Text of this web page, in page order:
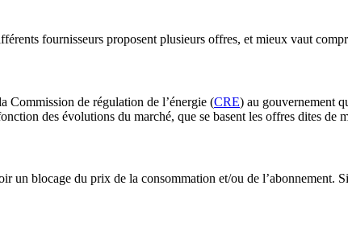
fournisseurs proposent plusieurs offres, et mieux vaut
Commission de régulation de l’énergie (CRE) au gouvernement
des évolutions du marché, que se basent les offres dites de
un blocage du prix de la consommation et/ou de l’abonnement.